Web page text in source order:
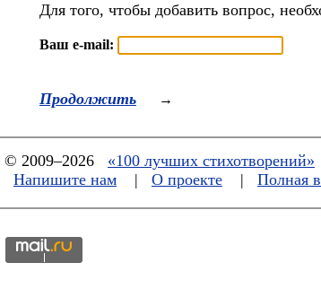
Для того, чтобы добавить вопрос,
Ваш e-mail:
Продолжить →
© 2009–2026 «100 лучших стихотворений»
Напишите нам
| О проекте | Полная